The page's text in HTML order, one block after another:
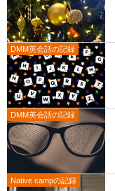
DMM英会話の記録
DMM英会話の記録
Native campの記録